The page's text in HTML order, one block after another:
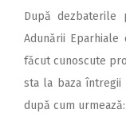
După dezbaterile
Adunării
făcut cunoscute
sta la baza întregii
după cum urmează: